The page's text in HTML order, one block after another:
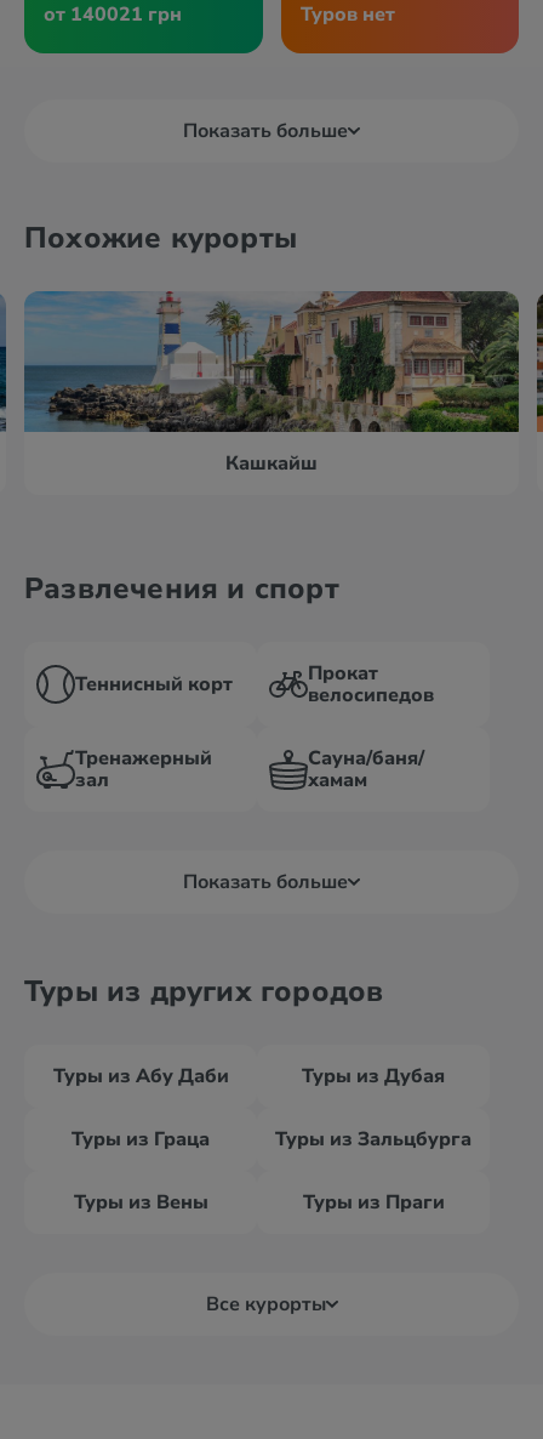
от 140021 грн Туров нет
Показать больше
Похожие курорты
Кашкайш
Развлечения и спорт
Теннисный корт
Прокат
велосипедов
Тренажерный
зал
Сауна/баня/
хамам
Показать больше
Туры из других городов
Туры из Абу Даби Туры из Дубая
Туры из Граца Туры из Зальцбурга
Туры из Вены Туры из Праги
Все курорты